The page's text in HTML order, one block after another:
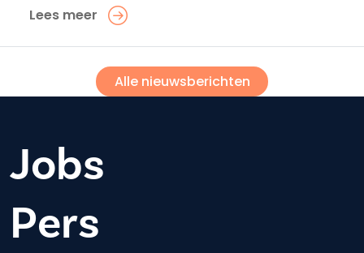
Lees meer
Alle nieuwsberichten
Jobs
Pers